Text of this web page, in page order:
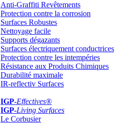
Anti-Graffiti Revêtements
Protection contre la corrosion
Surfaces Robustes
Nettoyage facile
Supports dégazants
Surfaces électriquement conductrices
Protection contre les intempéries
Résistance aux Produits Chimiques
Durabilité maximale
IR-reflectiv Surfaces
IGP-Effectives®
IGP-Living Surfaces
Le Corbusier